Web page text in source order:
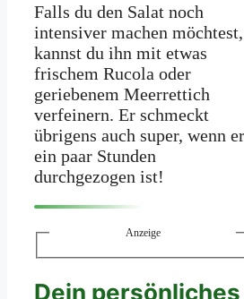
Falls du den Salat noch
intensiver machen möchtest,
kannst du ihn mit etwas
frischem Rucola oder
geriebenem Meerrettich
verfeinern. Er schmeckt
übrigens auch super, wenn er
ein paar Stunden
durchgezogen ist!
Anzeige
Dein persönliches